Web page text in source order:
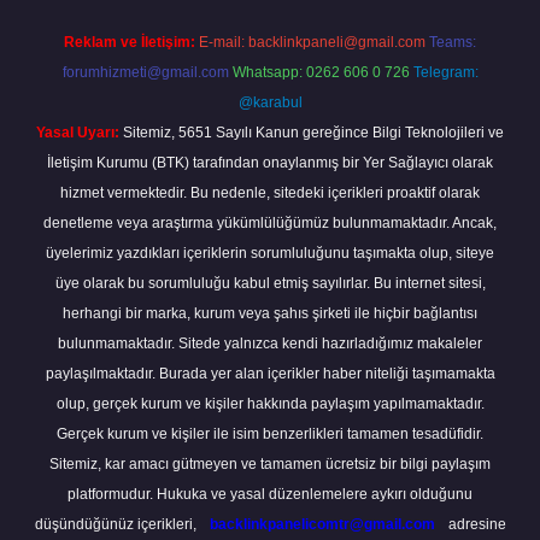
Reklam ve İletişim: E-mail: backlinkpaneli@gmail.com Teams:
forumhizmeti@gmail.com Whatsapp: 0262 606 0 726 Telegram:
@karabul
Yasal Uyarı: Sitemiz, 5651 Sayılı Kanun gereğince Bilgi Teknolojileri ve
İletişim Kurumu (BTK) tarafından onaylanmış bir Yer Sağlayıcı olarak
hizmet vermektedir. Bu nedenle, sitedeki içerikleri proaktif olarak
denetleme veya araştırma yükümlülüğümüz bulunmamaktadır. Ancak,
üyelerimiz yazdıkları içeriklerin sorumluluğunu taşımakta olup, siteye
üye olarak bu sorumluluğu kabul etmiş sayılırlar. Bu internet sitesi,
herhangi bir marka, kurum veya şahıs şirketi ile hiçbir bağlantısı
bulunmamaktadır. Sitede yalnızca kendi hazırladığımız makaleler
paylaşılmaktadır. Burada yer alan içerikler haber niteliği taşımamakta
olup, gerçek kurum ve kişiler hakkında paylaşım yapılmamaktadır.
Gerçek kurum ve kişiler ile isim benzerlikleri tamamen tesadüfidir.
Sitemiz, kar amacı gütmeyen ve tamamen ücretsiz bir bilgi paylaşım
platformudur. Hukuka ve yasal düzenlemelere aykırı olduğunu
düşündüğünüz içerikleri,
backlinkpanelicomtr@gmail.com adresine